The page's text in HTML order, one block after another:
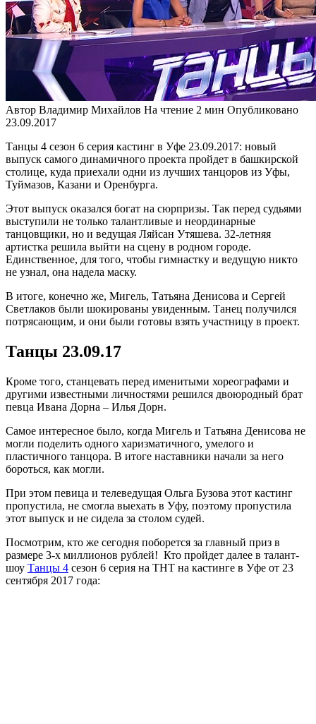
Автор Владимир Михайлов На чтение 2 мин Опубликовано
23.09.2017
Танцы 4 сезон 6 серия кастинг в Уфе 23.09.2017: новый
выпуск самого динамичного проекта пройдет в башкирской
столице, куда приехали одни из лучших танцоров из Уфы,
Туймазов, Казани и Оренбурга.
Этот выпуск оказался богат на сюрпризы. Так перед судьями
выступили не только талантливые и неординарные
танцовщики, но и ведущая Ляйсан Утяшева. 32-летняя
артистка решила выйти на сцену в родном городе.
Единственное, для того, чтобы гимнастку и ведущую никто
не узнал, она надела маску.
В итоге, конечно же, Мигель, Татьяна Денисова и Сергей
Светлаков были шокированы увиденным. Танец получился
потрясающим, и они были готовы взять участницу в проект.
Танцы 23.09.17
Кроме того, станцевать перед именитыми хореографами и
другими известными личностями решился двоюродный брат
певца Ивана Дорна – Илья Дорн.
Самое интересное было, когда Мигель и Татьяна Денисова не
могли поделить одного харизматичного, умелого и
пластичного танцора. В итоге наставники начали за него
бороться, как могли.
При этом певица и телеведущая Ольга Бузова этот кастинг
пропустила, не смогла выехать в Уфу, поэтому пропустила
этот выпуск и не сидела за столом судей.
Посмотрим, кто же сегодня поборется за главный приз в
размере 3-х миллионов рублей! Кто пройдет далее в талант-
шоу Танцы 4 сезон 6 серия на ТНТ на кастинге в Уфе от 23
сентября 2017 года: